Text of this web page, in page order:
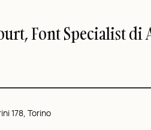
Font Specialist di
178, Torino